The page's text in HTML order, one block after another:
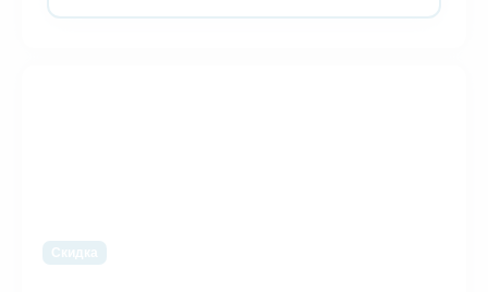
Скидка